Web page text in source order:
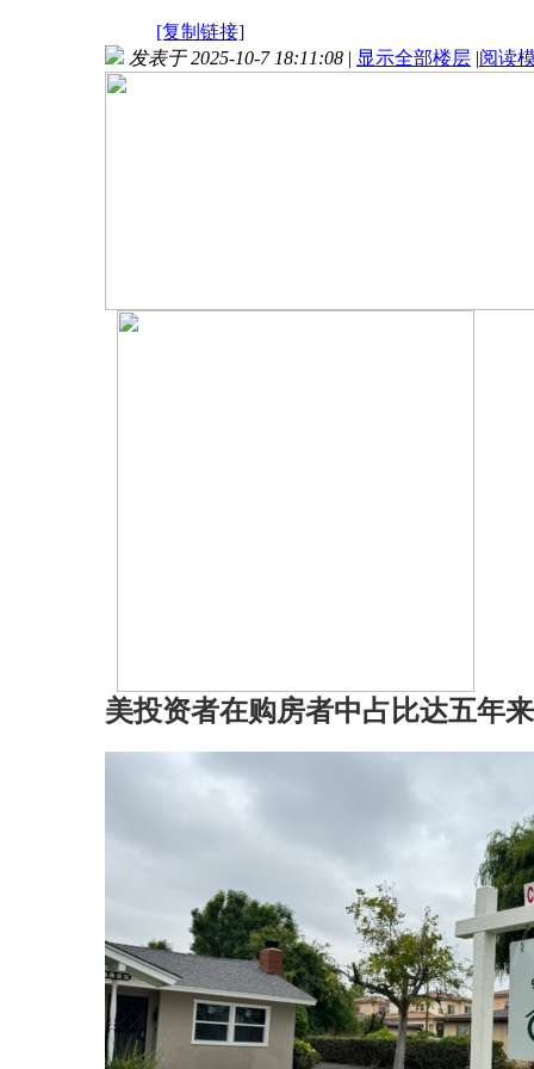
[复制链接]
发表于 2025-10-7 18:11:08 | 显示全部楼层 |阅读
美投资者在购房者中占比达五年